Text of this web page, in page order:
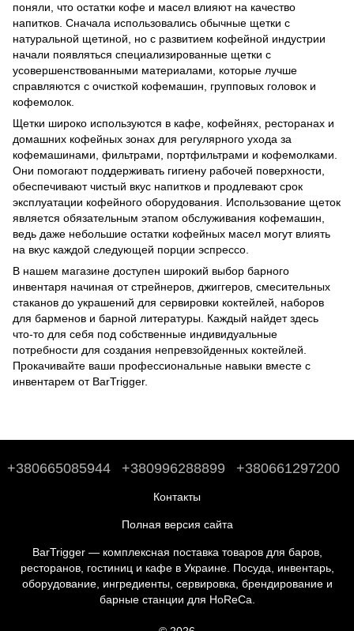
поняли, что остатки кофе и масел влияют на качество
напитков. Сначала использовались обычные щетки с
натуральной щетиной, но с развитием кофейной индустрии
начали появляться специализированные щетки с
усовершенствованными материалами, которые лучше
справляются с очисткой кофемашин, групповых головок и
кофемолок.
Щетки широко используются в кафе, кофейнях, ресторанах и
домашних кофейных зонах для регулярного ухода за
кофемашинами, фильтрами, портфильтрами и кофемолками.
Они помогают поддерживать гигиену рабочей поверхности,
обеспечивают чистый вкус напитков и продлевают срок
эксплуатации кофейного оборудования. Использование щеток
является обязательным этапом обслуживания кофемашин,
ведь даже небольшие остатки кофейных масел могут влиять
на вкус каждой следующей порции эспрессо.
В нашем магазине доступен широкий выбор барного
инвентаря начиная от стрейнеров, джиггеров, смесительных
стаканов до украшений для сервировки коктейлей, наборов
для барменов и барной литературы. Каждый найдет здесь
что-то для себя под собственные индивидуальные
потребности для создания непревзойденных коктейлей.
Прокачивайте ваши профессиональные навыки вместе с
инвентарем от BarTrigger.
+380665085944 +380996288899 +380661297200
Контакты
Полная версия сайта
BarTrigger — комплексная поставка товаров для баров,
ресторанов, гостиниц и кафе в Украине. Посуда, инвентарь,
оборудование, ингредиенты, сервировка, брендирование и
барные станции для HoReCa.